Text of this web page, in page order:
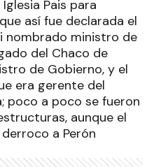
Pais para
así fue declarada el
nombrado ministro de
del Chaco de
de Gobierno, y el
era gerente del
poco a poco se fueron
aunque el
a Perón